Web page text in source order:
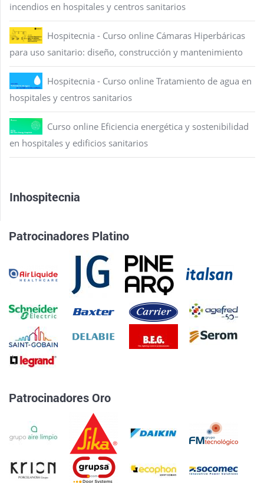
incendios en hospitales y centros sanitarios
Hospitecnia - Curso online Cámaras Hiperbáricas
para uso sanitario: diseño, construcción y mantenimiento
Hospitecnia - Curso online Tratamiento de agua en
hospitales y centros sanitarios
Curso online Eficiencia energética y sostenibilidad
en hospitales y edificios sanitarios
Inhospitecnia
Patrocinadores Platino
Patrocinadores Oro